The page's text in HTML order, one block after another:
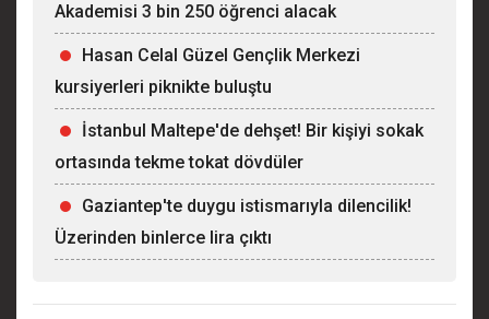
Akademisi 3 bin 250 öğrenci alacak
Hasan Celal Güzel Gençlik Merkezi
kursiyerleri piknikte buluştu
İstanbul Maltepe'de dehşet! Bir kişiyi sokak
ortasında tekme tokat dövdüler
Gaziantep'te duygu istismarıyla dilencilik!
Üzerinden binlerce lira çıktı